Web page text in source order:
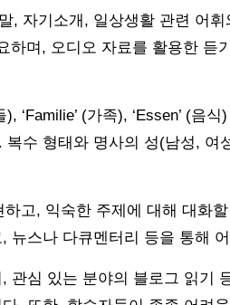
, 자기소개, 일상생활 관련 어
하며, 오디오 자료를 활용한 듣
), ‘Familie’ (가족), ‘Essen’ (음
수 형태와 명사의 성(남성, 여
고, 익숙한 주제에 대해 대화
뉴스나 다큐멘터리 등을 통해
관심 있는 분야의 블로그 읽기